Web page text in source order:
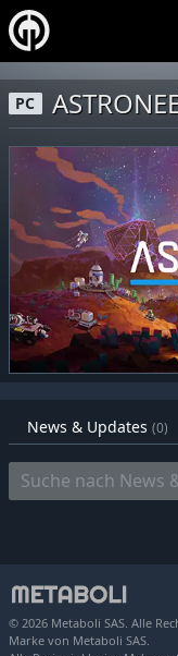
PC
News & Updates (0)
© 2026 Metaboli SAS. Alle
Marke von Metaboli SAS.